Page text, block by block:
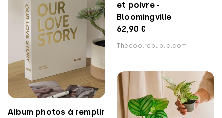
et poivre -
Bloomingville
62,90 €
Thecoolrepublic.com
Album photos à remplir